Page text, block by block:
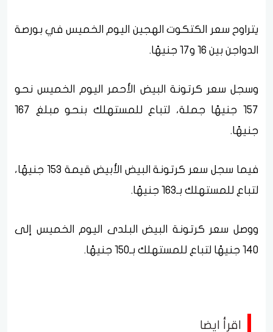
يتراوح سعر الكتكوت الهجين اليوم الخميس في بورصة
الدواجن بين 16 و17 جنيهًا.
وسجل سعر كرتونة البيض الأحمر اليوم الخميس نحو
157 جنيهًا جملة، لتباع للمستهلك بنحو مبلغ 167
جنيهًا.
فيما سجل سعر كرتونة البيض الأبيض قيمة 153 جنيهًا،
لتباع للمستهلك بـ163 جنيهًا.
ووصل سعر كرتونة البيض البلدى اليوم الخميس إلى
140 جنيهًا لتباع للمستهلك بـ150 جنيهًا.
اقرأ ايضا